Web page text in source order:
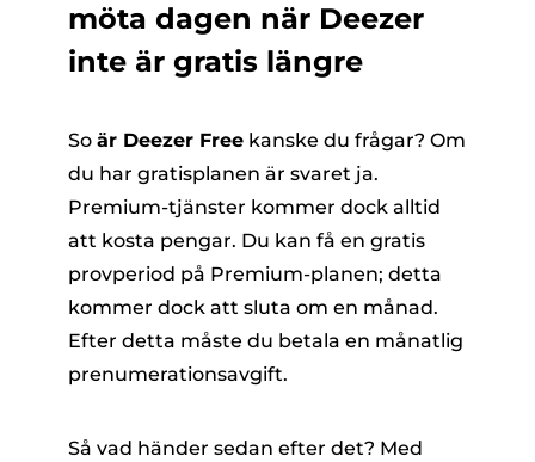
möta dagen när Deezer
inte är gratis längre
So är Deezer Freekanske du frågar? Om
du har gratisplanen är svaret ja.
Premium-tjänster kommer dock alltid
att kosta pengar. Du kan få en gratis
provperiod på Premium-planen; detta
kommer dock att sluta om en månad.
Efter detta måste du betala en månatlig
prenumerationsavgift.
Så vad händer sedan efter det? Med